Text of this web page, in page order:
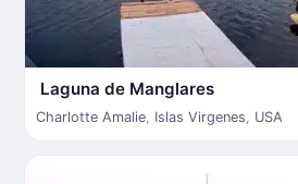
Laguna de Manglares
Charlotte Amalie, Islas Virgenes, USA